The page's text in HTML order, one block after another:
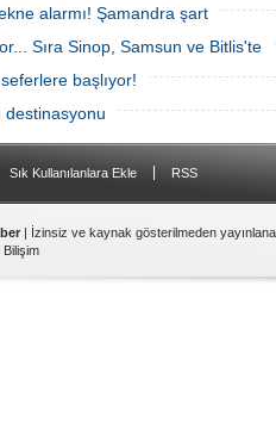
alarmı! Şamandra şart
Sıra Sinop, Samsun ve Bitlis'te
başlıyor!
destinasyonu
Sık Kullanılanlara Ekle RSS
| İzinsiz ve kaynak gösterilmeden
Bilişim